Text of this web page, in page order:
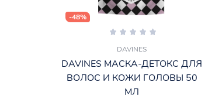
-48%
DAVINES
DAVINES МАСКА-ДЕТОКС ДЛЯ
ВОЛОС И КОЖИ ГОЛОВЫ 50
МЛ